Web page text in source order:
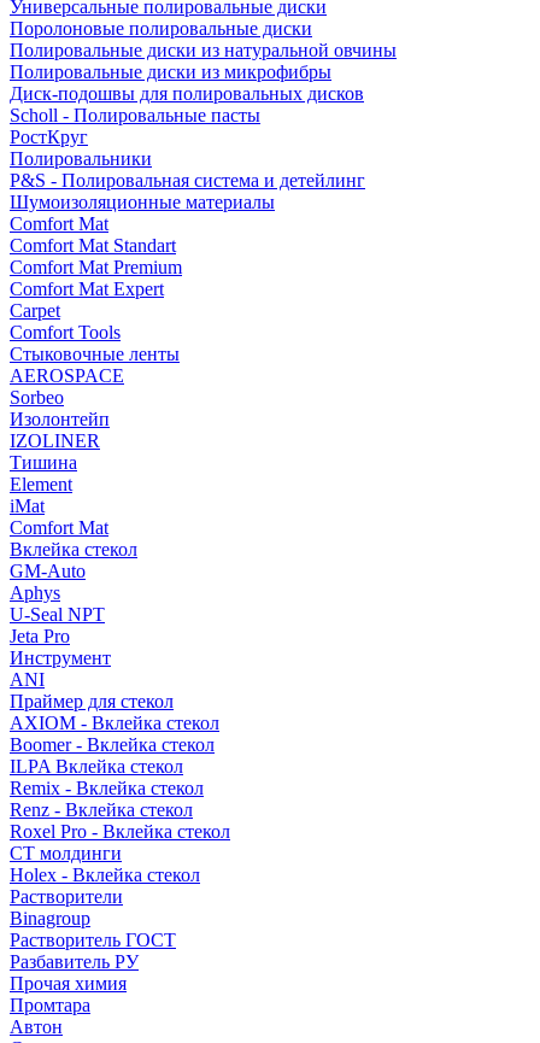
Универсальные полировальные диски
Поролоновые полировальные диски
Полировальные диски из натуральной овчины
Полировальные диски из микрофибры
Диск-подошвы для полировальных дисков
Scholl - Полировальные пасты
РостКруг
Полировальники
P&S - Полировальная система и детейлинг
Шумоизоляционные материалы
Comfort Mat
Comfort Mat Standart
Comfort Mat Premium
Comfort Mat Expert
Carpet
Comfort Tools
Стыковочные ленты
AEROSPACE
Sorbeo
Изолонтейп
IZOLINER
Тишина
Element
iMat
Comfort Mat
Вклейка стекол
GM-Auto
Aphys
U-Seal NPT
Jeta Pro
Инструмент
ANI
Праймер для стекол
AXIOM - Вклейка стекол
Boomer - Вклейка стекол
ILPA Вклейка стекол
Remix - Вклейка стекол
Renz - Вклейка стекол
Roxel Pro - Вклейка стекол
СТ молдинги
Holex - Вклейка стекол
Растворители
Binagroup
Растворитель ГОСТ
Разбавитель РУ
Прочая химия
Промтара
Автон